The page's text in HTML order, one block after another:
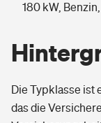
180 kW,
Die Typklasse ist
das die